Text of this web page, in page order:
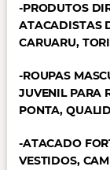
-PRODUTOS
ATACADISTAS
CARUARU,
-ROUPAS
JUVENIL PARA
PONTA,
-ATACADO
VESTIDOS,